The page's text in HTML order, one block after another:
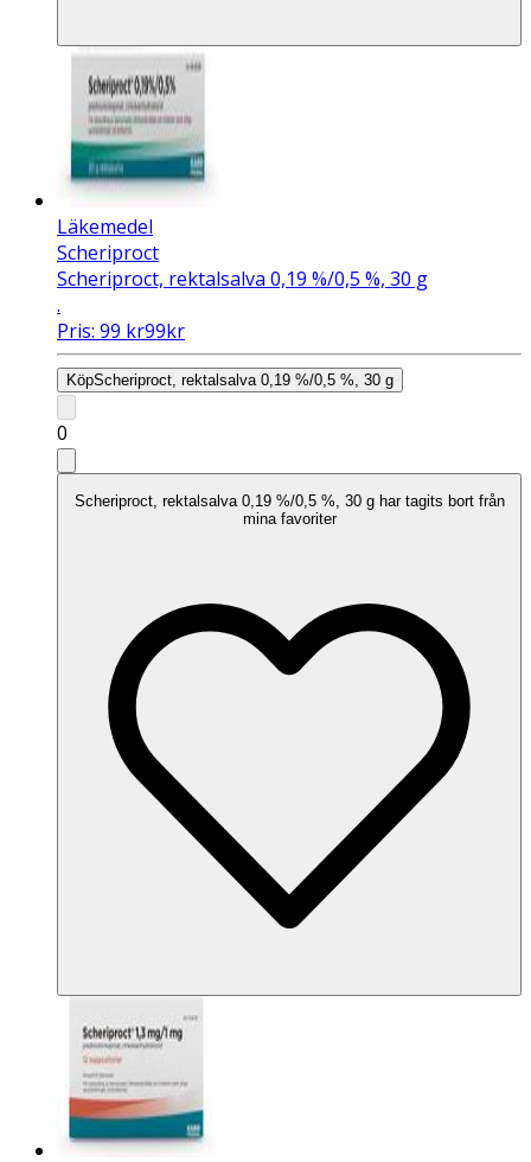
Läkemedel
Scheriproct
Scheriproct, rektalsalva 0,19 %/0,5 %, 30 g
.
Pris: 99 kr99kr
KöpScheriproct, rektalsalva 0,19 %/0,5 %, 30 g
0
Scheriproct, rektalsalva 0,19 %/0,5 %, 30 g har tagits bort från
mina favoriter